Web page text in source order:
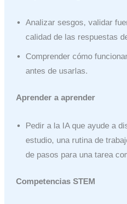
Analizar sesgos, validar
calidad de las respuestas
Comprender cómo
antes de usarlas.
Aprender a aprender
Pedir a la IA que ayude a
estudio, una rutina de
de pasos para una tarea
Competencias STEM